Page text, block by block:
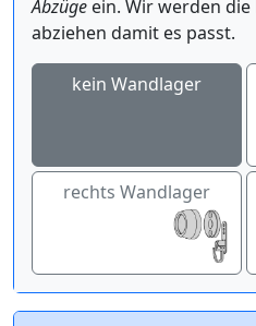
Abzüge ein. Wir werden
abziehen damit es passt.
kein Wandlager
rechts Wandlager